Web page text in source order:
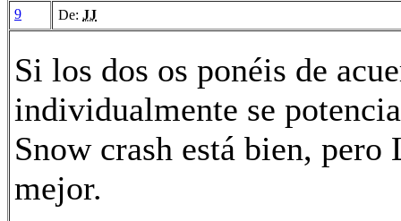
9 De: JJ
Si los dos os ponéis de
individualmente se
Snow crash está bien,
mejor.